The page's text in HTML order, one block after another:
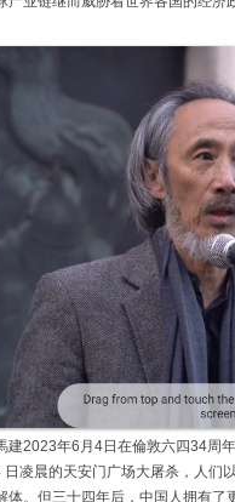
建2023年6月4日在倫敦六四34周
凌晨的天安门广场大屠杀， 人们
体。但三十四年后， 中国人拥有了